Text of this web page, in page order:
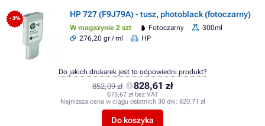
- 3% HP 727 (F9J79A) - tusz, photoblack (fotoczarny)
W magazynie 2 szt Fotoczarny
300ml
276,20 gr / ml
HP
852,09 zł 828,61 zł
673,67 zł bez VAT
Najniższa cena w ciągu ostatnich 30 dni: 820,71 zł
Do koszyka
Do jakich drukarek jest to odpowiedni produkt?